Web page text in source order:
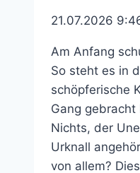
21.07.2026
Am Anfang
So steht es in
schöpferische
Gang
Nichts, der
Urknall
von allem?